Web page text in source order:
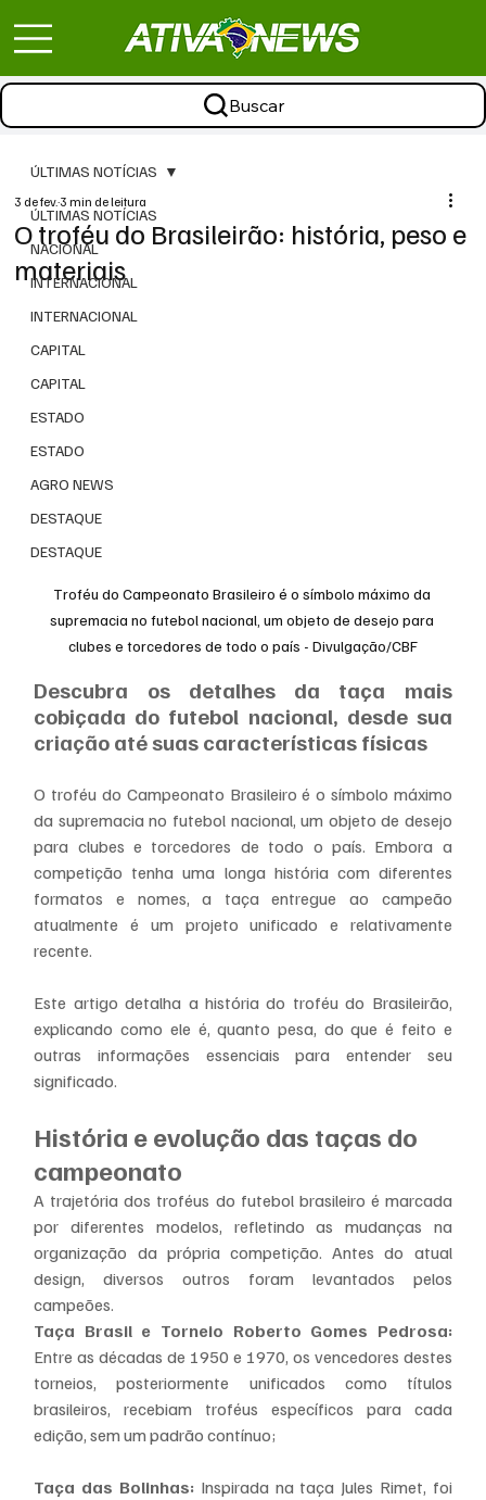
Buscar
ÚLTIMAS NOTÍCIAS
NACIONAL
INTERNACIONAL
INTERNACIONAL
CAPITAL
CAPITAL
ESTADO
ESTADO
AGRO NEWS
DESTAQUE
DESTAQUE
ÚLTIMAS NOTÍCIAS
O troféu do Brasileirão: história, peso e
materiais
3 de fev.3 min de leitura
Troféu do Campeonato Brasileiro é o símbolo máximo da
supremacia no futebol nacional, um objeto de desejo para
clubes e torcedores de todo o país - Divulgação/CBF
Descubra os detalhes da taça mais
cobiçada do futebol nacional, desde sua
criação até suas características físicas
O troféu do Campeonato Brasileiro é o símbolo máximo
da supremacia no futebol nacional, um objeto de desejo
para clubes e torcedores de todo o país. Embora a
competição tenha uma longa história com diferentes
formatos e nomes, a taça entregue ao campeão
atualmente é um projeto unificado e relativamente
recente.
Este artigo detalha a história do troféu do Brasileirão,
explicando como ele é, quanto pesa, do que é feito e
outras informações essenciais para entender seu
significado.
História e evolução das taças do
campeonato
A trajetória dos troféus do futebol brasileiro é marcada
por diferentes modelos, refletindo as mudanças na
organização da própria competição. Antes do atual
design, diversos outros foram levantados pelos
campeões.
Taça Brasil e Torneio Roberto Gomes Pedrosa:
Entre as décadas de 1950 e 1970, os vencedores destes
torneios, posteriormente unificados como títulos
brasileiros, recebiam troféus específicos para cada
edição, sem um padrão contínuo;
Taça das Bolinhas: Inspirada na taça Jules Rimet, foi